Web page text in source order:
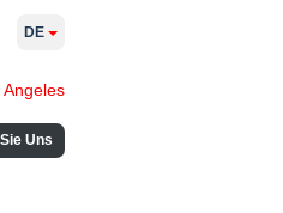
Angeles
Uns
DE